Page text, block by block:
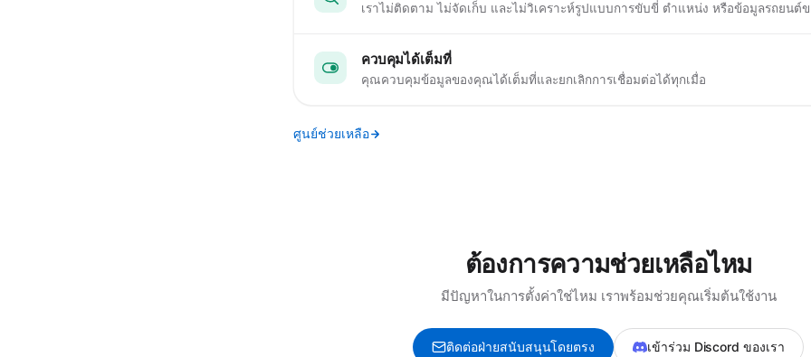
เราไม่ติดตาม ไม่จัดเก็บ และไม่วิเคราะห์รูปแบบการขับขี่ ตำแหน่ง หรือข้อมูลรถยนต์
ควบคุมได้เต็มที่
คุณควบคุมข้อมูลของคุณได้เต็มที่และยกเลิกการเชื่อมต่อได้ทุกเมื่อ
ศูนย์ช่วยเหลือ
ต้องการความช่วยเหลือไหม
มีปัญหาในการตั้งค่าใช่ไหม เราพร้อมช่วยคุณเริ่มต้นใช้งาน
ติดต่อฝ่ายสนับสนุนโดยตรง เข้าร่วม Discord ของเรา